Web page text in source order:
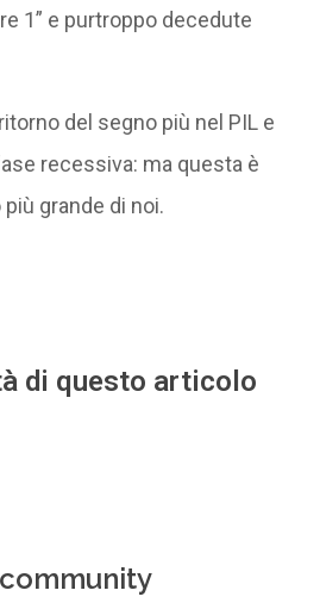
1” e purtroppo decedute
del segno più nel PIL e
recessiva: ma questa è
più grande di noi.
di questo articolo